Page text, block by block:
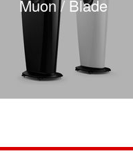
Muon / Blade